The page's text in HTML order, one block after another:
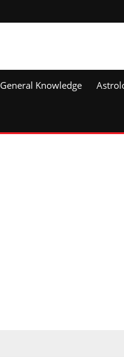
General Knowledge